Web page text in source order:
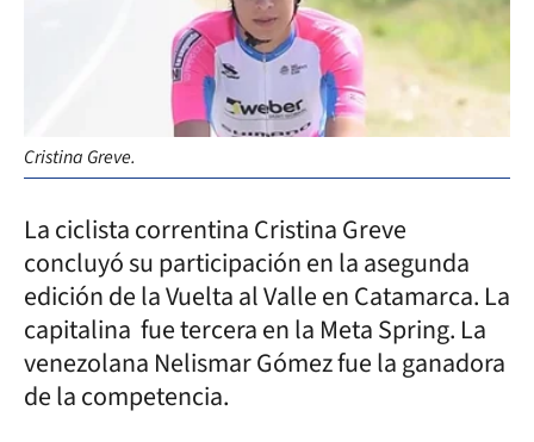
Cristina Greve.
La ciclista correntina Cristina Greve
concluyó su participación en la asegunda
edición de la Vuelta al Valle en Catamarca. La
capitalina fue tercera en la Meta Spring. La
venezolana Nelismar Gómez fue la ganadora
de la competencia.